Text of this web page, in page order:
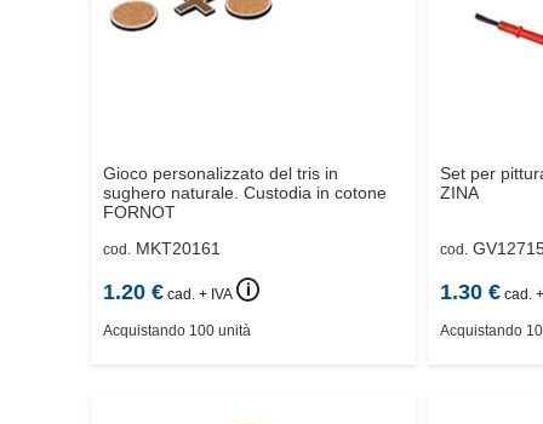
Gioco personalizzato del tris in
sughero naturale. Custodia in cotone
FORNOT
cod. MKT20161
1.20 € cad. + IVA 🛈
Acquistando 100 unità
Set per
ZINA
cod.
1.30€ cad.
Acquistando